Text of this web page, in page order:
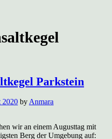
Parkstein
2020 byAnmara
wir an einem Augusttag mit
Berg der Umgebung auf: